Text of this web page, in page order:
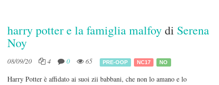
harry potter e la famiglia malfoydi Serena
Noy
08/09/20 4 0 65 PRE-OOP NC17 NO
Harry Potter è affidato ai suoi zii babbani, che non lo amano e lo